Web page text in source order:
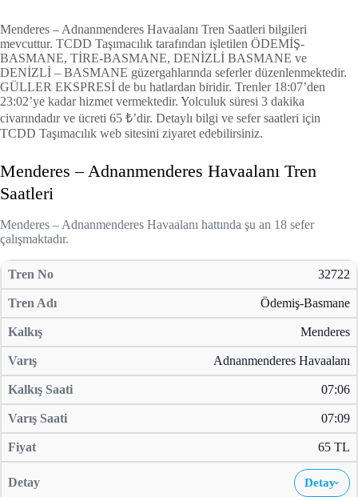
Menderes – Adnanmenderes Havaalanı Tren Saatleri bilgileri
mevcuttur. TCDD Taşımacılık tarafından işletilen ÖDEMİŞ-
BASMANE, TİRE-BASMANE, DENİZLİ BASMANE ve
DENİZLİ – BASMANE güzergahlarında seferler düzenlenmektedir.
GÜLLER EKSPRESİ de bu hatlardan biridir. Trenler 18:07’den
23:02’ye kadar hizmet vermektedir. Yolculuk süresi 3 dakika
civarındadır ve ücreti 65 ₺’dir. Detaylı bilgi ve sefer saatleri için
TCDD Taşımacılık web sitesini ziyaret edebilirsiniz.
Menderes – Adnanmenderes Havaalanı Tren
Saatleri
Menderes – Adnanmenderes Havaalanı hattında şu an 18 sefer
çalışmaktadır.
32722
Ödemiş-Basmane
Menderes
Adnanmenderes Havaalanı
07:06
07:09
65 TL
Detay›